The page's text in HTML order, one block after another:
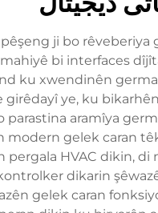
ji bo
bi interfaces
ku xwendinên
ye, ku
aramîya
gelek caran
HVAC dikin,
dikarin
gelek caran